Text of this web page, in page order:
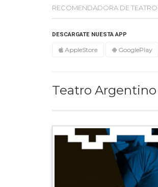
RECOMENDADORA DE TEATRO
DESCARGATE NUESTA APP
AppleStore GooglePlay
Teatro Argentino